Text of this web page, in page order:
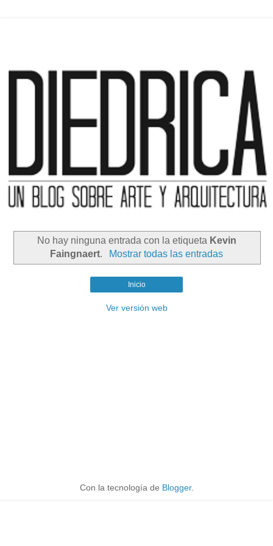
No hay ninguna entrada con la etiqueta Kevin
Faingnaert. Mostrar todas las entradas
Inicio
Ver versión web
Con la tecnología de Blogger.